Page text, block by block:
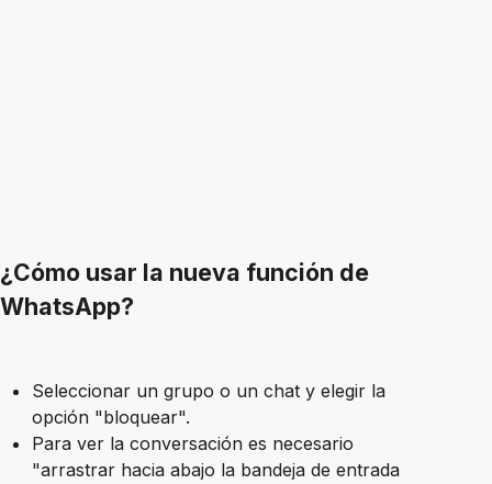
¿Cómo usar la nueva función de
WhatsApp?
Seleccionar un grupo o un chat y elegir la
opción "bloquear".
Para ver la conversación es necesario
"arrastrar hacia abajo la bandeja de entrada